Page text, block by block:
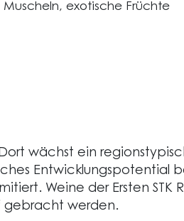
exotische Früchte
wächst ein
Entwicklungspotential
Weine der Ersten STK
gebracht werden.